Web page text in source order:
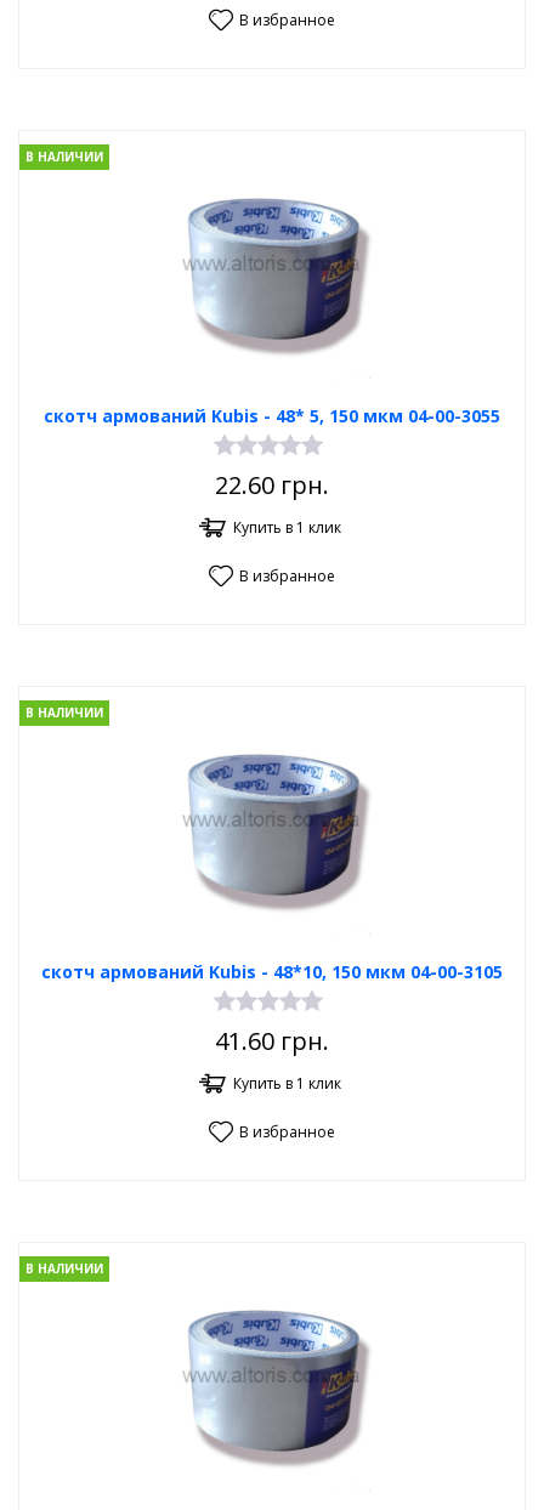
В избранное
скотч армований Kubis - 48* 5, 150 мкм 04-00-3055
В НАЛИЧИИ
22.60 грн.
Купить в 1 клик
В избранное
скотч армований Kubis - 48*10, 150 мкм 04-00-3105
В НАЛИЧИИ
41.60 грн.
Купить в 1 клик
В избранное
В НАЛИЧИИ